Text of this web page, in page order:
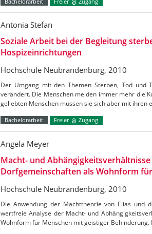
Antonia Stefan
Soziale Arbeit bei der Begleitung
Hospizeinrichtungen
Hochschule Neubrandenburg, 2010
Der Umgang mit den Themen Sterben, Tod und
verändert. Die Menschen meiden immer mehr die
geliebten Menschen müssen sie sich aber mit
Bachelorarbeit Freier Zugang
Angela Meyer
Macht- und
Dorfgemeinschaften als Wohnform
Hochschule Neubrandenburg, 2010
Die Anwendung der Machttheorie von Elias und
wertfreie Analyse der Macht- und
Wohnform für Menschen mit geistiger